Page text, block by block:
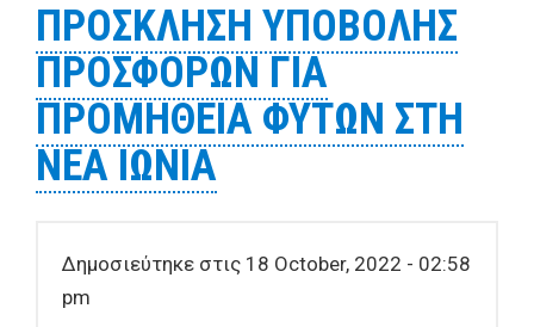
Δ.Ε. ΒΟΛΟΥ
ΠΡΟΣΚΛΗΣΗ ΥΠΟΒΟΛΗΣ
ΠΡΟΣΦΟΡΩΝ ΓΙΑ
ΠΡΟΜΗΘΕΙΑ ΦΥΤΩΝ ΣΤΗ
ΝΕΑ ΙΩΝΙΑ
Δημοσιεύτηκε στις 18 October, 2022 - 02:58
pm